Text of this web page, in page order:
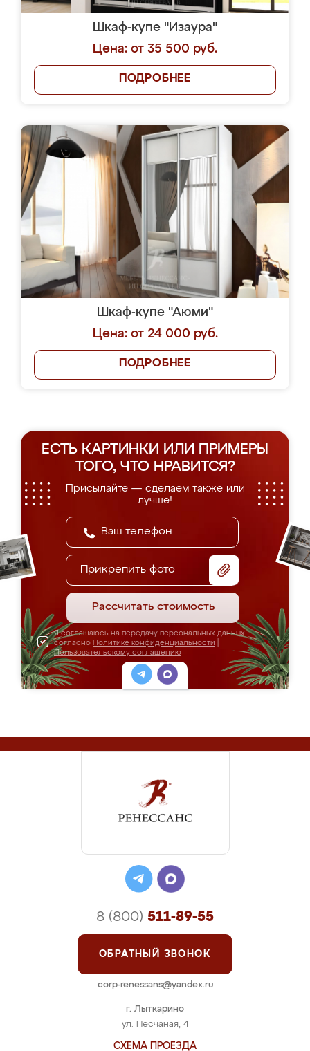
Шкаф-купе "Изаура"
Цена: от 35 500 руб.
ПОДРОБНЕЕ
Шкаф-купе "Аюми"
Цена: от 24 000 руб.
ПОДРОБНЕЕ
ЕСТЬ КАРТИНКИ ИЛИ ПРИМЕРЫ
ТОГО, ЧТО НРАВИТСЯ?
Присылайте — сделаем также или
лучше!
Прикрепить фото
Рассчитать стоимость
Я соглашаюсь на передачу персональных данных
согласно Политике конфиденциальности
Пользовательскому соглашению
г. Лыткарино
ул. Песчаная, 4
СХЕМА ПРОЕЗДА
8 (800) 511-89-55
ОБРАТНЫЙ ЗВОНОК
corp-renessans@yandex.ru